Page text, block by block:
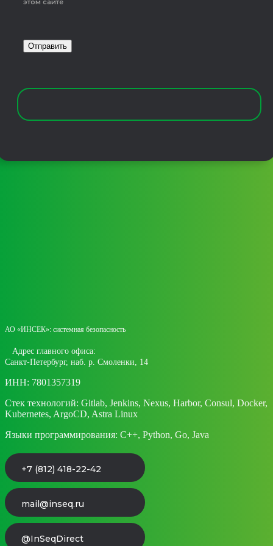
АО «ИНСЕК»: системная безопасность
Адрес главного офиса:
Санкт-Петербург, наб. р. Смоленки, 14
ИНН: 7801357319
Стек технологий: Gitlab, Jenkins, Nexus, Harbor, Consul, Docker,
Kubernetes, ArgoCD, Astra Linux
Языки программирования: C++, Python, Go, Java
+7 (812) 418-22-42
mail@inseq.ru
@InSeqDirect